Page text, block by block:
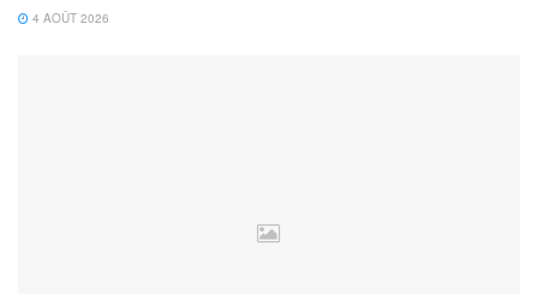
4 AOÛT 2026